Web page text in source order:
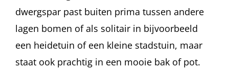
dwergspar past buiten prima tussen andere
lagen bomen of als solitair in bijvoorbeeld
een heidetuin of een kleine stadstuin, maar
staat ook prachtig in een mooie bak of pot.